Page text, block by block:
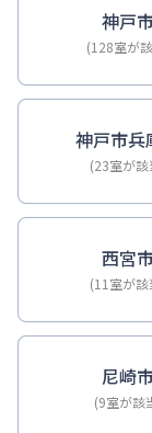
【神戸・三宮
【三宮・貿易
神戸
(128室が
神戸市兵
(23室が該
西宮
(11室が該
尼崎
(9室が該